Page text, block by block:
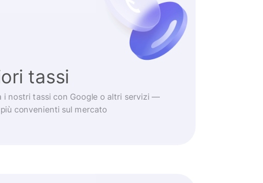
tassi
i nostri tassi con Google o altri servizi —
convenienti sul mercato